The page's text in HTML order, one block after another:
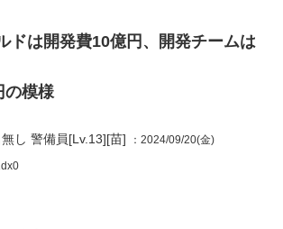
ドは開発費10億円、開発チームは
の模様
し 警備員[Lv.13][苗] ：2024/09/20(金)